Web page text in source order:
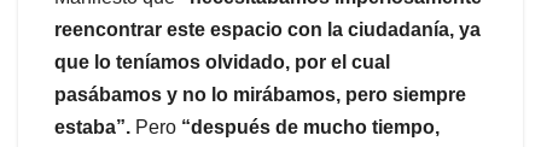
reencontrar este espacio con la ciudadanía, ya
que lo teníamos olvidado, por el cual
pasábamos y no lo mirábamos, pero siempre
estaba”. Pero “después de mucho tiempo,